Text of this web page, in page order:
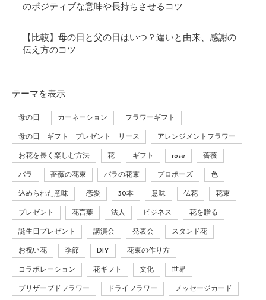
のポジティブな意味や長持ちさせるコツ
【比較】母の日と父の日はいつ？違いと由来、感謝の
伝え方のコツ
テーマ を表示
母の日 カーネーション フラワーギフト
母の日 ギフト プレゼント リース アレンジメントフラワー
お花を長く楽しむ方法 花 ギフト rose 薔薇
バラ 薔薇の花束 バラの花束 プロポーズ 色
込められた意味 恋愛 30本 意味 仏花 花束
プレゼント 花言葉 法人 ビジネス 花を贈る
誕生日プレゼント 講演会 発表会 スタンド花
お祝い花 季節 DIY 花束の作り方
コラボレーション 花ギフト 文化 世界
プリザーブドフラワー ドライフラワー メッセージカード